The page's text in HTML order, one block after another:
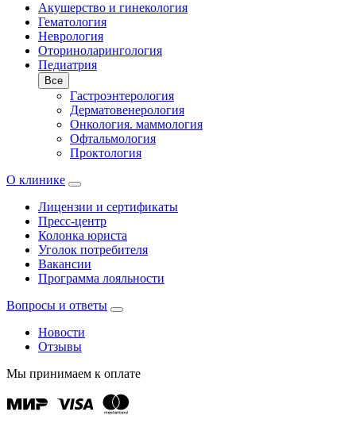
Акушерство и гинекология
Гематология
Неврология
Оториноларингология
Педиатрия
Все
Гастроэнтерология
Дерматовенерология
Онкология. маммология
Офтальмология
Проктология
О клинике
Лицензии и сертификаты
Пресс-центр
Колонка юриста
Уголок потребителя
Вакансии
Программа лояльности
Вопросы и ответы
Новости
Отзывы
Мы принимаем к оплате